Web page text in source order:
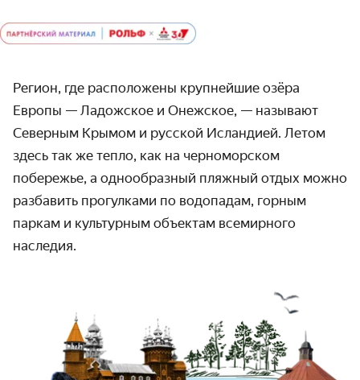
Регион, где расположены крупнейшие озёра
Европы — Ладожское и Онежское, — называют
Северным Крымом и русской Исландией. Летом
здесь так же тепло, как на черноморском
побережье, а одно­образный пляжный отдых можно
разбавить прогулками по водопадам, горным
паркам и культурным объектам всемирного
наследия.